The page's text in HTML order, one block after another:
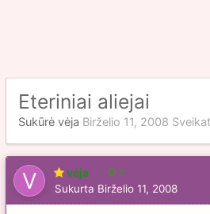
Eteriniai aliejai
Sukūrė vėja Birželio 11, 2008
vėja 2
Sukurta Birželio 11, 2008